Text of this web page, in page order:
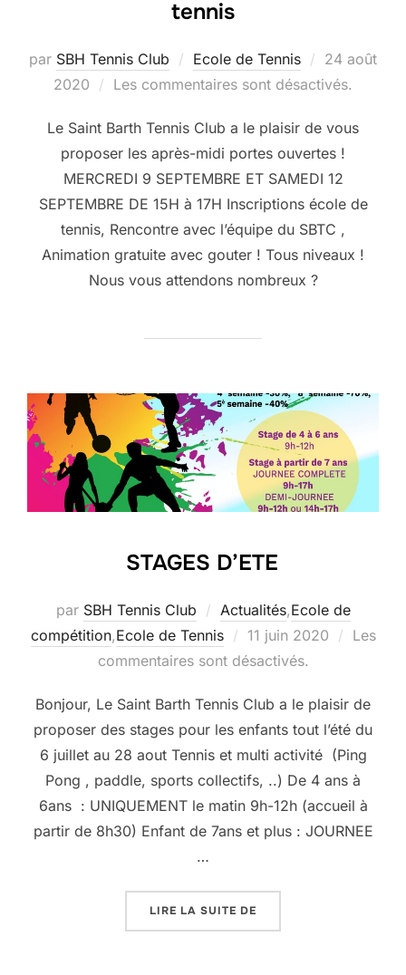
tennis
par SBH Tennis Club Ecole de Tennis
Publié
le
24 août
2020
Les commentaires sont désactivés.
Le Saint Barth Tennis Club a le plaisir de vous
proposer les après-midi portes ouvertes !
MERCREDI 9 SEPTEMBRE ET SAMEDI 12
SEPTEMBRE DE 15H à 17H Inscriptions école de
tennis, Rencontre avec l’équipe du SBTC ,
Animation gratuite avec gouter ! Tous niveaux !
Nous vous attendons nombreux ?
STAGES D’ETE
par SBH Tennis Club Actualités,Ecole de
compétition,Ecole de Tennis
Publié
le
11 juin 2020
Les
commentaires sont désactivés.
Bonjour, Le Saint Barth Tennis Club a le plaisir de
proposer des stages pour les enfants tout l’été du
6 juillet au 28 aout Tennis et multi activité (Ping
Pong , paddle, sports collectifs, ..) De 4 ans à
6ans : UNIQUEMENT le matin 9h-12h (accueil à
partir de 8h30) Enfant de 7ans et plus : JOURNEE
…
LIRE LA SUITE DE